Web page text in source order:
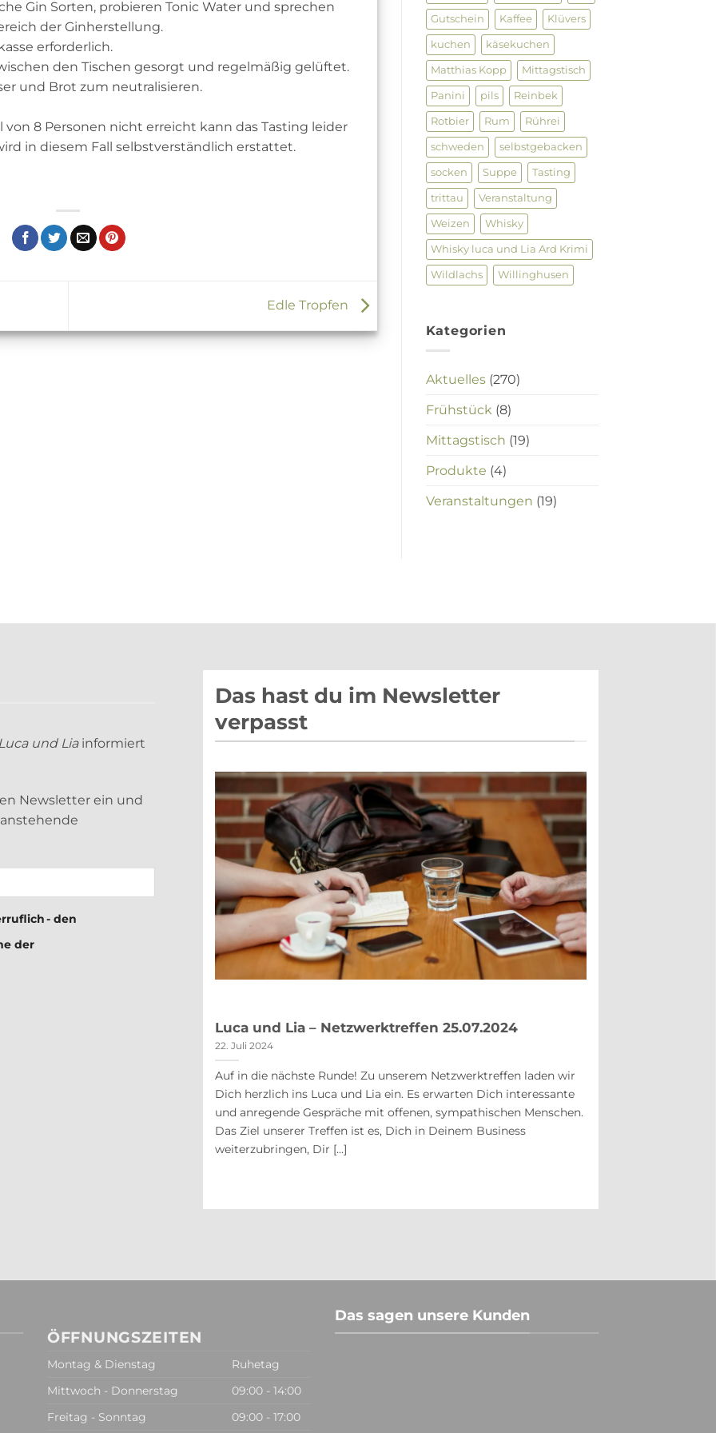
Gin Sorten, probieren Tonic Water und sprechen
der Ginherstellung.
erforderlich.
den Tischen gesorgt und regelmäßig gelüftet.
und Brot zum neutralisieren.
8 Personen nicht erreicht kann das Tasting leider
in diesem Fall selbstverständlich erstattet.
Edle Tropfen
Gutschein Kaffee Klüvers
kuchen käsekuchen
Matthias Kopp Mittagstisch
Panini pils Reinbek
Rotbier Rum Rührei
schweden selbstgebacken
socken Suppe Tasting
trittau Veranstaltung
Weizen Whisky
Whisky luca und Lia Ard Krimi
Wildlachs Willinghusen
Kategorien
Aktuelles(270)
Frühstück (8)
Mittagstisch (19)
Produkte (4)
Veranstaltungen (19)
Luca und Lia informiert
Newsletter ein und
- den
der
Das hast du im Newsletter
verpasst
Luca und Lia – Netzwerktreffen 25.07.2024
22. Juli 2024
Auf in die nächste Runde! Zu unserem Netzwerktreffen laden wir
Dich herzlich ins Luca und Lia ein. Es erwarten Dich interessante
und anregende Gespräche mit offenen, sympathischen Menschen.
Das Ziel unserer Treffen ist es, Dich in Deinem Business
weiterzubringen, Dir [...]
ÖFFNUNGSZEITEN
Montag & Dienstag
Ruhetag
Mittwoch - Donnerstag
09:00 - 14:00
Freitag - Sonntag
09:00 - 17:00
Das sagen unsere Kunden